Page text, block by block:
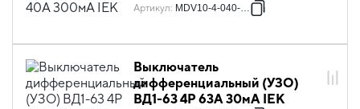
Артикул: MDV10-4-040-300
Выключатель
дифференциальный (УЗО)
ВД1-63 4Р 63А 30мА IEK